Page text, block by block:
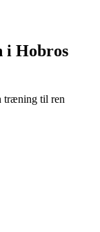
i Hobros
træning til ren